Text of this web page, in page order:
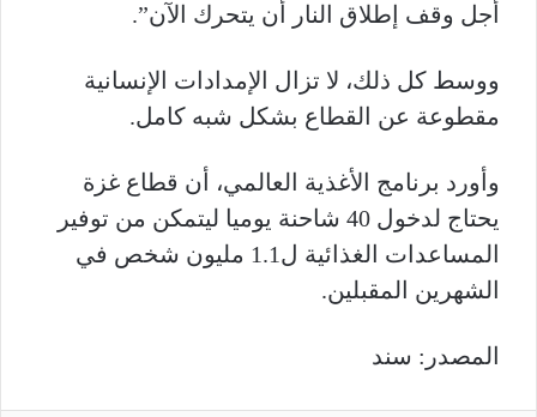
أجل وقف إطلاق النار أن يتحرك الآن”.
ووسط كل ذلك، لا تزال الإمدادات الإنسانية
مقطوعة عن القطاع بشكل شبه كامل.
وأورد برنامج الأغذية العالمي، أن قطاع غزة
يحتاج لدخول 40 شاحنة يوميا ليتمكن من توفير
المساعدات الغذائية ل1.1 مليون شخص في
الشهرين المقبلين.
المصدر: سند